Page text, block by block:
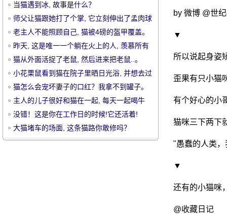
宠
by 微博 @世
▼
所以说起身姿
歪果有只小猫
有个好心的小
猫咪三下两下
"愚蠢的人类
▼
还有的小猫咪
@收藏日记
当猫遇到冰, 故事是什么？
师父让猫跟她打了个掌, 它立刻伸出了孟肉球
的超级合作, 也边.....。
老主人不能照顾自己, 猫被4磅的盔甲覆盖。
昨天, 这是唯一一个躺在火上的人, 羡慕所有
的朋友圈子..。
猫从外面活捉了老鼠, 然后进来把老鼠..。
小花栗鼠看到猫在院子里晒日光浴, 并想去过
它, 结果
猫怎么会宠坏妻子的口红？我拿不到罐子。
主人的儿子很好和猫在一起, 每天一起喝牛
奶, 这张照片太搞笑了.....。
没错！这是你在工作日的时候!它还活着!
大猫堵车的场面, 这条猫路你敢修吗？